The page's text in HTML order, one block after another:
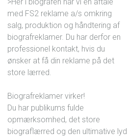
med FS2 reklame a/s omkring
salg, produktion og håndtering af
biografreklamer. Du har derfor en
professionel kontakt, hvis du
ønsker at få din reklame på det
store lærred.
Biografreklamer virker!
Du har publikums fulde
opmærksomhed, det store
biograflærred og den ultimative lyd